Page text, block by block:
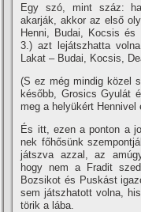
Egy szó, mint száz:
akarják, akkor az első
Henni, Budai, Kocsis és
3.) azt lejátszhatta
Lakat – Budai, Kocsis,
(S ez még mindig közel
ké­sőbb, Grosics Gyulát
meg a helyükért Hennivel
És itt, ezen a ponton a
nek főhősünk
játsz­va azzal, az
hogy nem a Fradit
Bozsikot és Puskást
sem játszhatott volna,
törik a lába.